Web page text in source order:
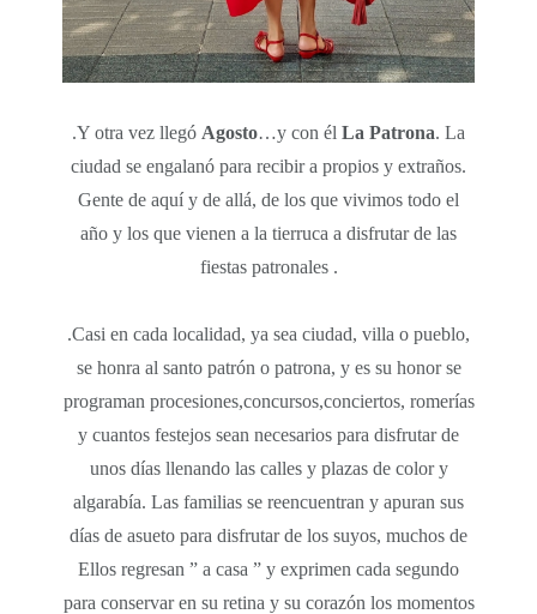
.Y otra vez llegó Agosto…y con él La Patrona. La
ciudad se engalanó para recibir a propios y extraños.
Gente de aquí y de allá, de los que vivimos todo el
año y los que vienen a la tierruca a disfrutar de las
fiestas patronales .
.Casi en cada localidad, ya sea ciudad, villa o pueblo,
se honra al santo patrón o patrona, y es su honor se
programan procesiones,concursos,conciertos, romerías
y cuantos festejos sean necesarios para disfrutar de
unos días llenando las calles y plazas de color y
algarabía. Las familias se reencuentran y apuran sus
días de asueto para disfrutar de los suyos, muchos de
Ellos regresan ” a casa ” y exprimen cada segundo
para conservar en su retina y su corazón los momentos